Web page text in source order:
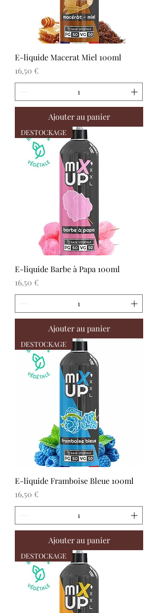
E-liquide Macerat Miel 100ml
Prix
16,50 €
Ajouter au panier
DESTOCKAGE
E-liquide Barbe à Papa 100ml
Prix
16,50 €
Ajouter au panier
DESTOCKAGE
E-liquide Framboise Bleue 100ml
Prix
16,50 €
Ajouter au panier
DESTOCKAGE